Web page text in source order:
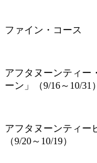
ファイン・コース
アフタヌーンティー
ーン」（9/16～10/31）
アフタヌーンティー
（9/20～10/19）